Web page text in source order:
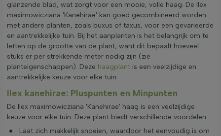
glanzende blad, wat zorgt voor een mooie, volle haag. De Ilex
maximowicziana 'Kanehirae' kan goed gecombineerd worden
met andere planten, zoals buxus of taxus, voor een gevarieerde
en aantrekkelijke tuin. Bij het aanplanten is het belangrijk om te
letten op de grootte van de plant, want dit bepaalt hoeveel
stuks er per strekkende meter nodig zijn (zie
planteigenschappen). Deze haagplant is een veelzijdige en
aantrekkelijke keuze voor elke tuin.
Ilex kanehirae: Pluspunten en Minpunten
De Ilex maximowicziana 'Kanehirae' haag is een veelzijdige
keuze voor elke tuin. Deze plant biedt verschillende voordelen:
Laat zich makkelijk snoeien, waardoor het eenvoudig is om